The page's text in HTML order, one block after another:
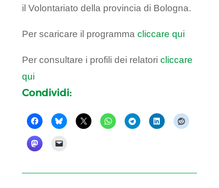
il Volontariato della provincia di Bologna.
Per scaricare il programma cliccare qui
Per consultare i profili dei relatori cliccare
qui
Condividi: